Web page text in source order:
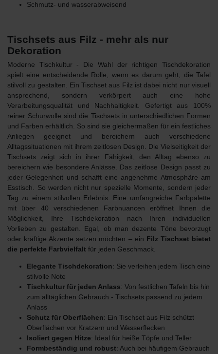
Schmutz- und wasserabweisend
Tischsets aus Filz - mehr als nur
Dekoration
Moderne Tischkultur - Die Wahl der richtigen Tischdekoration
spielt eine entscheidende Rolle, wenn es darum geht, die Tafel
stilvoll zu gestalten. EinTischset aus Filz ist dabei nicht nur visuell
ansprechend, sondern verkörpert auch eine hohe
Verarbeitungsqualität und Nachhaltigkeit. Gefertigt aus 100%
reiner Schurwolle sind die Tischsets in unterschiedlichen Formen
und Farben erhältlich. So sind sie gleichermaßen für ein festliches
Anliegen geeignet und bereichern auch verschiedene
Alltagssituationen mit ihrem zeitlosen Design. Die Vielseitigkeit der
Tischsets zeigt sich in ihrer Fähigkeit, den Alltag ebenso zu
bereichern wie besondere Anlässe. Das zeitlose Design passt zu
jeder Gelegenheit und schafft eine angenehme Atmosphäre am
Esstisch. So werden nicht nur spezielle Momente, sondern jeder
Tag zu einem stilvollen Erlebnis. Eine umfangreiche Farbpalette
mit über 40 verschiedenen Farbnuancen eröffnet Ihnen die
Möglichkeit, Ihre Tischdekoration nach Ihren individuellen
Vorlieben zu gestalten. Egal, ob man dezente Töne bevorzugt
oder kräftige Akzente setzen möchten – ein Filz Tischset bietet
die perfekte Farbvielfalt für jeden Geschmack.
Elegante Tischdekoration: Sie verleihen jedem Tisch eine
stilvolle Note
Tischkultur für jeden Anlass: Von festlichen Tafeln bis hin
zum alltäglichen Gebrauch - Tischsets passend zu jedem
Anlass
Schutz für Oberflächen: Ein Tischset aus Filz schützt
Oberflächen vor Kratzern und Wasserflecken
Isoliert gegen Hitze: Ideal für heiße Töpfe und Teller
Formbeständig und robust: Auch bei häufigem Gebrauch